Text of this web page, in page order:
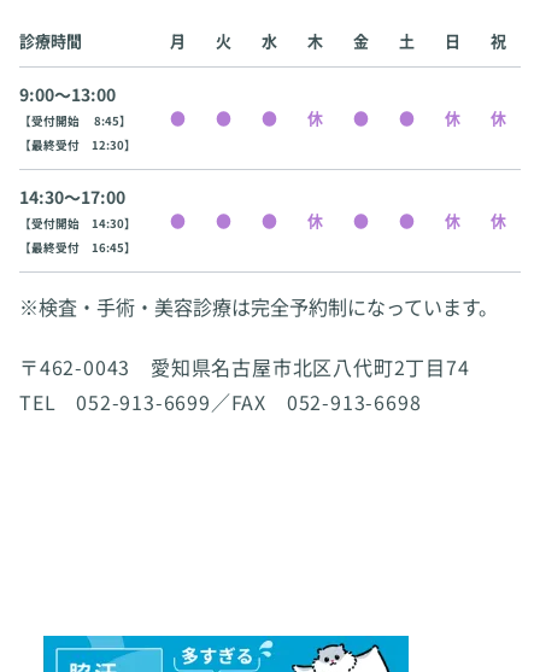
診療時間 月 火 水 木 金 土 日 祝
9:00〜13:00
【受付開始 8:45】
【最終受付 12:30】
14:30〜17:00
【受付開始 14:30】
【最終受付 16:45】
※検査・手術・美容診療は完全予約制になっています。
〒462-0043 愛知県名古屋市北区八代町2丁目74
TEL 052-913-6699／FAX 052-913-6698